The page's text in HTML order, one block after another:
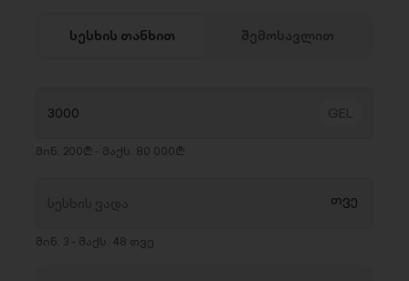
სესხის თანხით შემოსავლით
მინ. 200₾ - მაქს. 80 000₾
მინ. 3 - მაქს. 48 თვე